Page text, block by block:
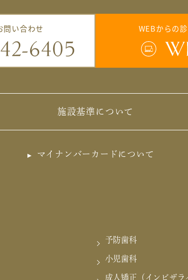
問い合わせ WEBからの
施設基準について
マイナンバーカードについて
予防歯科
小児歯科
成人矯正（インビザラ